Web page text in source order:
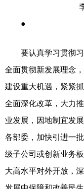
●
要认真学习贯彻习
全面贯彻新发展理念
建设重大机遇，紧紧
全面深化改革，大力
业发展，因地制宜发
各部委，加快引进一
级子公司或创新业务
大高水平对外开放，